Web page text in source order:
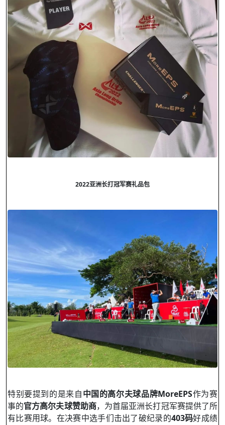
2022亚洲长打冠军赛礼品包
特别要提到的是来自中国的高尔夫球品牌MoreEPS作为赛
事的官方高尔夫球赞助商，为首届亚洲长打冠军赛提供了所
有比赛用球。在决赛中选手们击出了破纪录的403码好成绩